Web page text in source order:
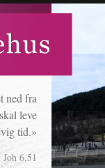
ned fra
leve
tid.»
Joh 6,51